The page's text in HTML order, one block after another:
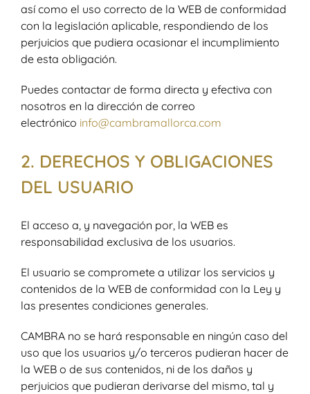
así como el uso correcto de la WEB de conformidad
con la legislación aplicable, respondiendo de los
perjuicios que pudiera ocasionar el incumplimiento
de esta obligación.
Puedes contactar de forma directa y efectiva con
nosotros en la dirección de correo
electrónico info@cambramallorca.com
2. DERECHOS Y OBLIGACIONES
DEL USUARIO
El acceso a, y navegación por, la WEB es
responsabilidad exclusiva de los usuarios.
El usuario se compromete a utilizar los servicios y
contenidos de la WEB de conformidad con la Ley y
las presentes condiciones generales.
CAMBRA no se hará responsable en ningún caso del
uso que los usuarios y/o terceros pudieran hacer de
la WEB o de sus contenidos, ni de los daños y
perjuicios que pudieran derivarse del mismo, tal y